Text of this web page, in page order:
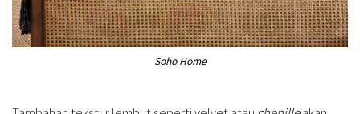
Soho Home